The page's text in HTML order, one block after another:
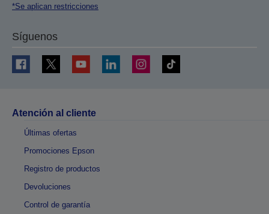
*Se aplican restricciones
Síguenos
Atención al cliente
Últimas ofertas
Promociones Epson
Registro de productos
Devoluciones
Control de garantía